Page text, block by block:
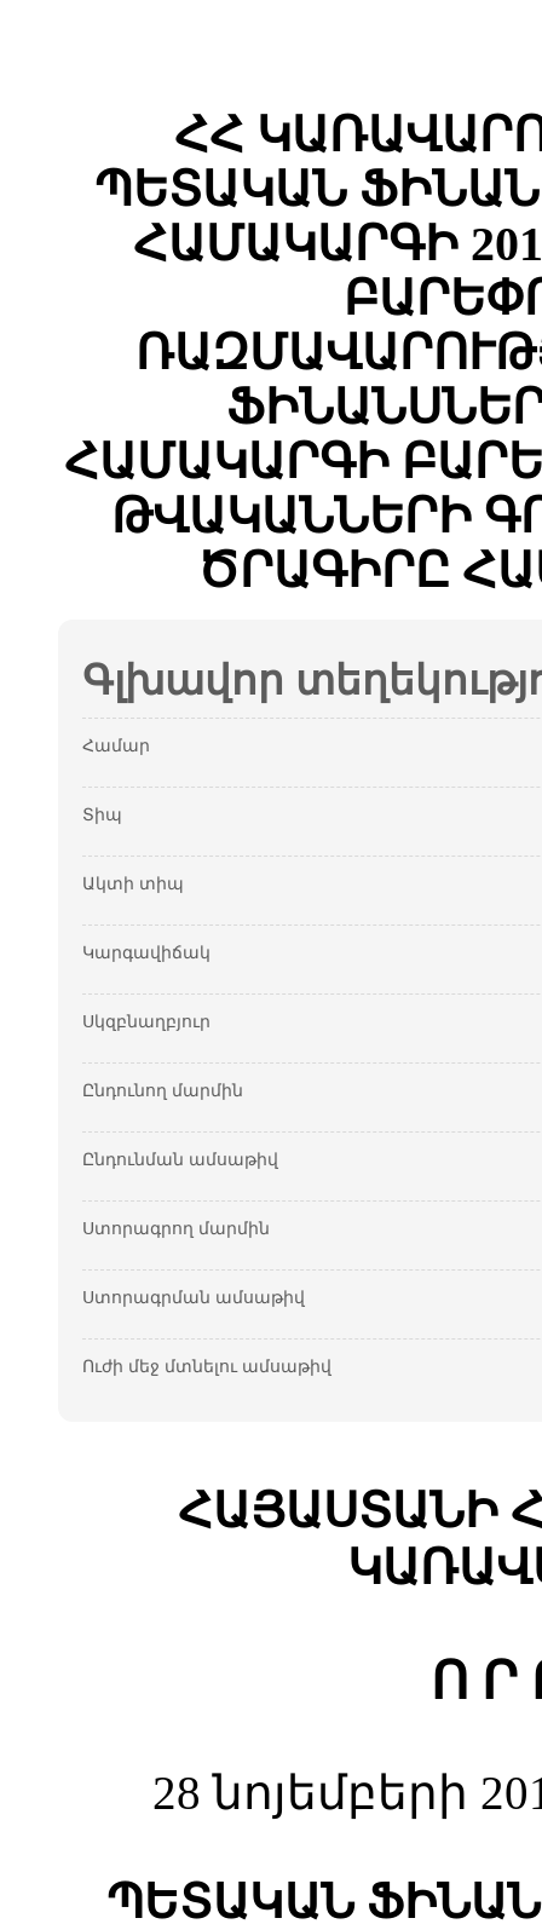
ՀՀ
ՊԵՏԱԿԱՆ
ՀԱՄԱԿԱՐԳԻ
ՀԱՄԱԿԱՐԳԻ
ԹՎԱԿԱՆՆԵՐԻ
ԾՐԱԳԻՐԸ
Գլխավոր
Համար
Տիպ
Ակտի տիպ
Կարգավիճակ
Սկզբնաղբյուր
Ընդունող մարմին
Ընդունման ամսաթիվ
Ստորագրող մարմին
Ստորագրման ամսաթիվ
Ուժի մեջ մտնելու ամսաթիվ
ՀԱՅԱՍՏԱՆԻ
Ո Ր
28 նոյեմբերի
ՊԵՏԱԿԱՆ